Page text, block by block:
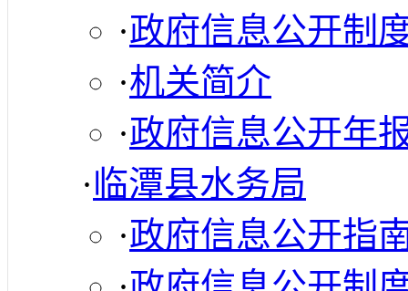
·政府信息公开制
·机关简介
·政府信息公开年
·临潭县水务局
·政府信息公开指